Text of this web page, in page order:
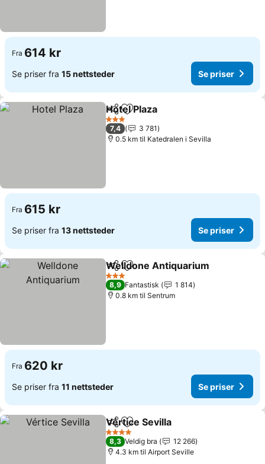
Fra 614 kr
Se priser fra 15 nettsteder Se priser
Del Legg til i favoritter
Hotel Plaza
3 Stjerner
7,4
3 781
0.5 km til Katedralen i Sevilla
Fra 615 kr
Se priser fra 13 nettsteder Se priser
Del Legg til i favoritter
Welldone Antiquarium
3 Stjerner
8,9 Fantastisk
1 814
0.8 km til Sentrum
Fra 620 kr
Se priser fra 11 nettsteder Se priser
Del Legg til i favoritter
Vértice Sevilla
4 Stjerner
8,3 Veldig bra
12 266
4.3 km til Airport Seville